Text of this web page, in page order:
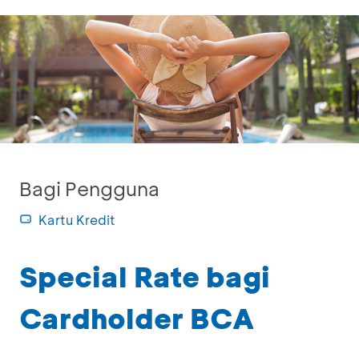
Bagi Pengguna
Kartu Kredit
Special Rate bagi
Cardholder BCA